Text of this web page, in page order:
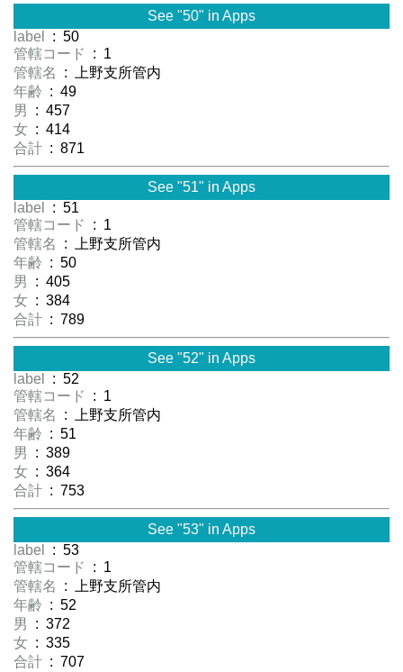
See "50" in Apps
label
: 50
管轄コード
: 1
管轄名
: 上野支所管内
年齢 : 49
男
: 457
女 : 414
合計 : 871
See "51" in Apps
label
: 51
管轄コード
: 1
管轄名
: 上野支所管内
年齢 : 50
男
: 405
女 : 384
合計 : 789
See "52" in Apps
label
: 52
管轄コード
: 1
管轄名
: 上野支所管内
年齢 : 51
男
: 389
女 : 364
合計 : 753
See "53" in Apps
label
: 53
管轄コード
: 1
管轄名
: 上野支所管内
年齢 : 52
男
: 372
女 : 335
合計 : 707